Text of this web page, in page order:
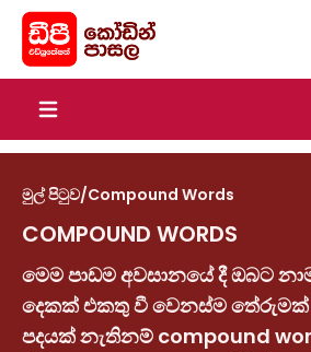
Open main menu
මුල් පිටුව/Compound Words
COMPOUND WORDS
මෙම පාඩම අවසානයේ දී ඔබට
දෙකක් එකතු වී වෙනස්ම
පදයක් නැතිනම් compound